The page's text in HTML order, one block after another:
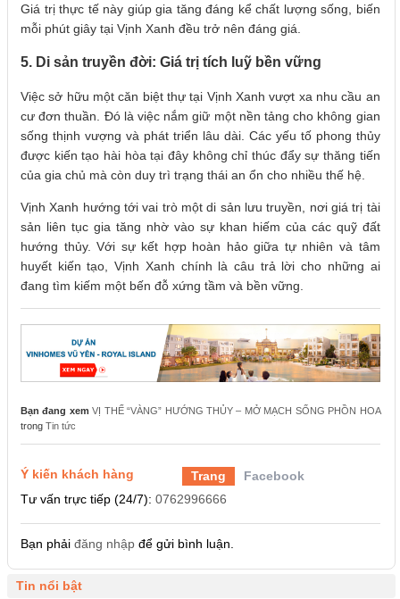
Giá trị thực tế này giúp gia tăng đáng kể chất lượng sống, biến
mỗi phút giây tại Vịnh Xanh đều trở nên đáng giá.
5. Di sản truyền đời: Giá trị tích luỹ bền vững
Việc sở hữu một căn biệt thự tại Vịnh Xanh vượt xa nhu cầu an
cư đơn thuần. Đó là việc nắm giữ một nền tảng cho không gian
sống thịnh vượng và phát triển lâu dài. Các yếu tố phong thủy
được kiến tạo hài hòa tại đây không chỉ thúc đẩy sự thăng tiến
của gia chủ mà còn duy trì trạng thái an ổn cho nhiều thế hệ.
Vịnh Xanh hướng tới vai trò một di sản lưu truyền, nơi giá trị tài
sản liên tục gia tăng nhờ vào sự khan hiếm của các quỹ đất
hướng thủy. Với sự kết hợp hoàn hảo giữa tự nhiên và tâm
huyết kiến tạo, Vịnh Xanh chính là câu trả lời cho những ai
đang tìm kiếm một bến đỗ xứng tầm và bền vững.
Bạn đang xem VỊ THẾ “VÀNG” HƯỚNG THỦY – MỞ MẠCH SỐNG PHỒN HOA
trong Tin tức
Ý kiến khách hàng Trang
Facebook
Tư vấn trực tiếp (24/7): 0762996666
Bạn phải đăng nhập để gửi bình luận.
Tin nổi bật